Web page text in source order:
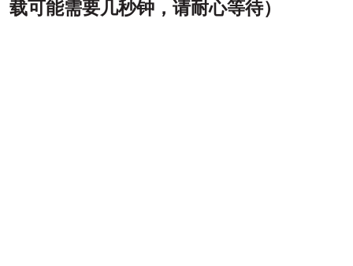
载可能需要几秒钟，请耐心等待）